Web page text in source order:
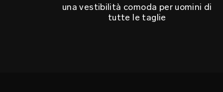
una vestibilità comoda per uomini di
tutte le taglie